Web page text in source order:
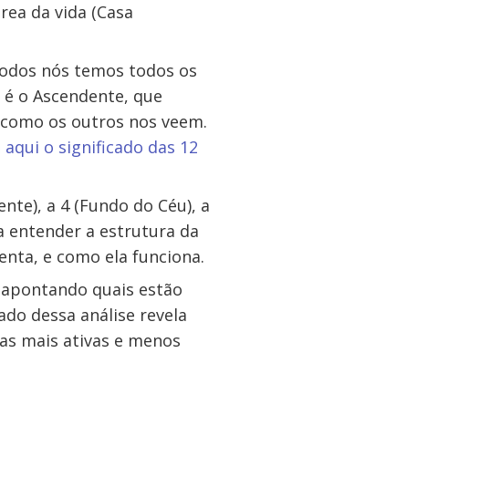
da vida (Casa
nós temos todos os
o Ascendente, que
os outros nos veem.
aqui o significado das 12
a 4 (Fundo do Céu), a
entender a estrutura da
e como ela funciona.
apontando quais estão
dessa análise revela
mais ativas e menos